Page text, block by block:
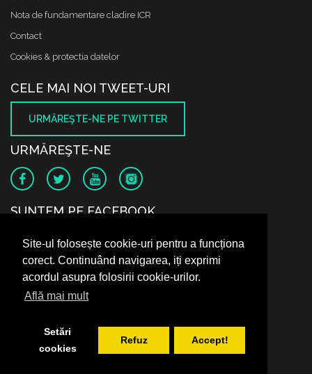
Site-ul folosește cookie-uri pentru a funcționa
corect. Continuând navigarea, iți exprimi
acordul asupra folosirii cookie-urilor.
Află mai mult
Setări
cookies
Refuz Accept!
Nota de fundamentare cladire ICR
Contact
Cookies & protectia datelor
CELE MAI NOI TWEET-URI
URMĂREŞTE-NE PE TWITTER
URMĂREŞTE-NE
SUNTEM PE FACEBOOK